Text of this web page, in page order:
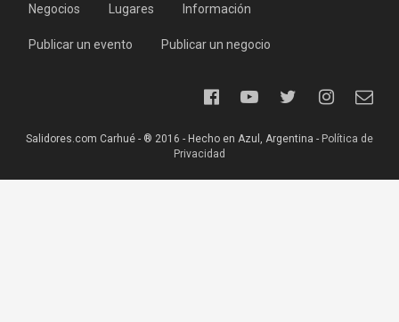
Negocios Lugares Información
Publicar un evento Publicar un negocio
Salidores.com Carhué - ® 2016 - Hecho en Azul, Argentina - Política de
Privacidad